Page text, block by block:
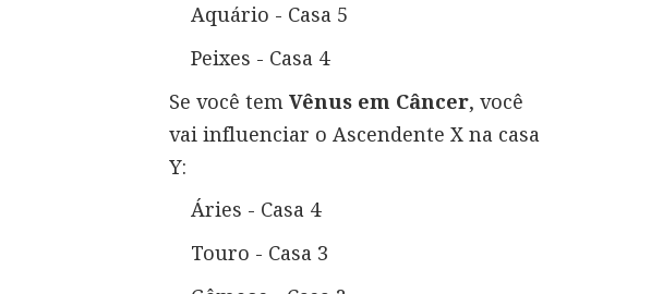
Aquário - Casa 5
Peixes - Casa 4
Se você tem Vênus em Câncer, você
vai influenciar o Ascendente X na casa
Y:
Áries - Casa 4
Touro - Casa 3